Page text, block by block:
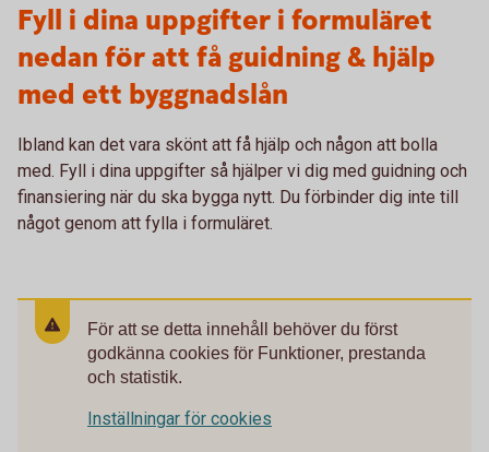
Fyll i dina uppgifter i formuläret
nedan för att få guidning & hjälp
med ett byggnadslån
Ibland kan det vara skönt att få hjälp och någon att bolla
med. Fyll i dina uppgifter så hjälper vi dig med guidning och
finansiering när du ska bygga nytt. Du förbinder dig inte till
något genom att fylla i formuläret.
För att se detta innehåll behöver du först
godkänna cookies för Funktioner, prestanda
och statistik.
Inställningar för cookies